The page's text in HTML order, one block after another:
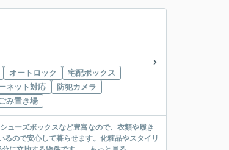
オートロック
宅配ボックス
ネット対応
防犯カメラ
み置き場
ューズボックスなど豊富なので、衣類や履き
ので安心して暮らせます。化粧品やスタイリ